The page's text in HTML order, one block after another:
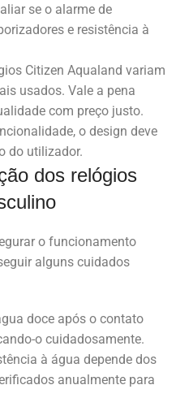
se o alarme de
e resistência à
Citizen Aqualand variam
usados. Vale a pena
com preço justo.
o design deve
do utilizador.
dos relógios
o funcionamento
alguns cuidados
doce após o contato
o cuidadosamente.
à água depende dos
anualmente para